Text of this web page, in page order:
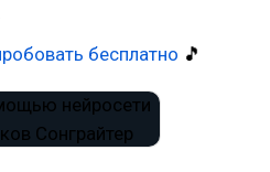
бесплатно 🎵